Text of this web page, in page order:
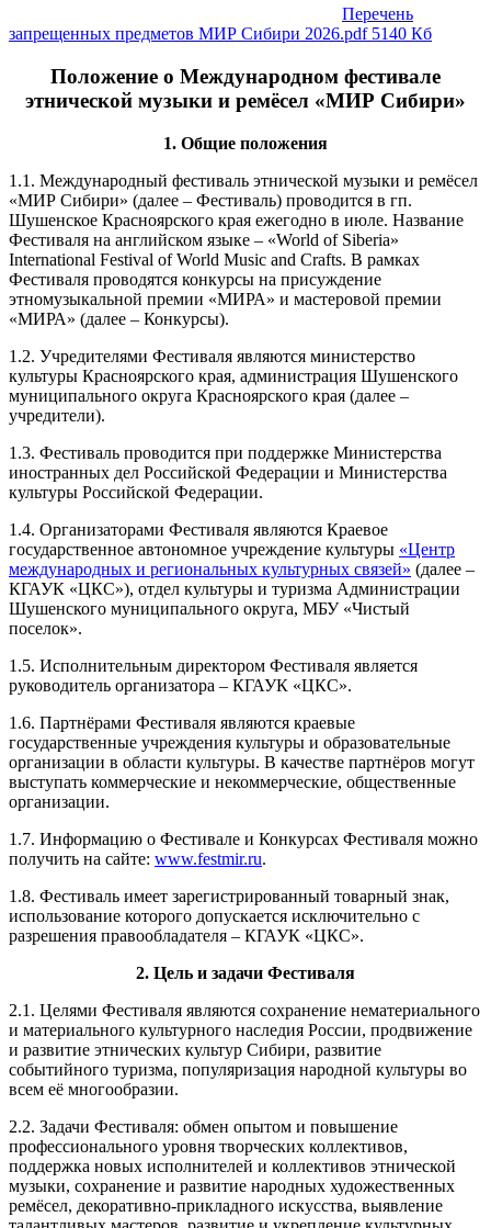
Перечень
запрещенных предметов МИР Сибири 2026.pdf 5140 Кб
Положение о Международном фестивале
этнической музыки и ремёсел «МИР Сибири»
1. Общие положения
1.1. Международный фестиваль этнической музыки и ремёсел
«МИР Сибири» (далее – Фестиваль) проводится в гп.
Шушенское Красноярского края ежегодно в июле. Название
Фестиваля на английском языке – «World of Siberia»
International Festival of World Music and Crafts. В рамках
Фестиваля проводятся конкурсы на присуждение
этномузыкальной премии «МИРА» и мастеровой премии
«МИРА» (далее – Конкурсы).
1.2. Учредителями Фестиваля являются министерство
культуры Красноярского края, администрация Шушенского
муниципального округа Красноярского края (далее –
учредители).
1.3. Фестиваль проводится при поддержке Министерства
иностранных дел Российской Федерации и Министерства
культуры Российской Федерации.
1.4. Организаторами Фестиваля являются Краевое
государственное автономное учреждение культуры «Центр
международных и региональных культурных связей» (далее –
КГАУК «ЦКС»), отдел культуры и туризма Администрации
Шушенского муниципального округа, МБУ «Чистый
поселок».
1.5. Исполнительным директором Фестиваля является
руководитель организатора – КГАУК «ЦКС».
1.6. Партнёрами Фестиваля являются краевые
государственные учреждения культуры и образовательные
организации в области культуры. В качестве партнёров могут
выступать коммерческие и некоммерческие, общественные
организации.
1.7. Информацию о Фестивале и Конкурсах Фестиваля можно
получить на сайте: www.festmir.ru.
1.8. Фестиваль имеет зарегистрированный товарный знак,
использование которого допускается исключительно с
разрешения правообладателя – КГАУК «ЦКС».
2. Цель и задачи Фестиваля
2.1. Целями Фестиваля являются сохранение нематериального
и материального культурного наследия России, продвижение
и развитие этнических культур Сибири, развитие
событийного туризма, популяризация народной культуры во
всем её многообразии.
2.2. Задачи Фестиваля: обмен опытом и повышение
профессионального уровня творческих коллективов,
поддержка новых исполнителей и коллективов этнической
музыки, сохранение и развитие народных художественных
ремёсел, декоративно-прикладного искусства, выявление